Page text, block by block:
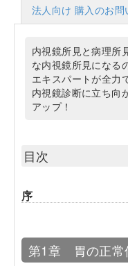
法人向け 購入のお問
内視鏡所見と病理所
な内視鏡所見になる
エキスパートが全力
内視鏡診断に立ち向
アップ！
目次
序
第1章 胃の正常